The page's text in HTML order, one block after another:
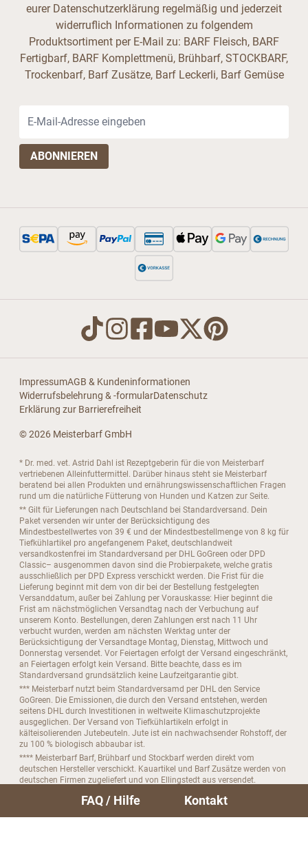
eurer Datenschutzerklärung regelmäßig und jederzeit
widerruflich Informationen zu folgendem
Produktsortiment per E-Mail zu: BARF Fleisch, BARF
Fertigbarf, BARF Komplettmenü, Brühbarf, STOCKBARF,
Trockenbarf, Barf Zusätze, Barf Leckerli, Barf Gemüse
ImpressumAGB & Kundeninformationen
Widerrufsbelehrung & -formularDatenschutz
Erklärung zur Barrierefreiheit
© 2026 Meisterbarf GmbH
* Dr. med. vet. Astrid Dahl ist Rezeptgeberin für die von Meisterbarf
vertriebenen Alleinfuttermittel. Darüber hinaus steht sie Meisterbarf
beratend bei allen Produkten und ernährungswissenschaftlichen Fragen
rund um die natürliche Fütterung von Hunden und Katzen zur Seite.
** Gilt für Lieferungen nach Deutschland bei Standardversand. Dein
Paket versenden wir unter der Berücksichtigung des
Mindestbestellwertes von 39 € und der Mindestbestellmenge von 8 kg für
Tiefkühlartikel pro angefangenem Paket, deutschlandweit
versandkostenfrei im Standardversand per DHL GoGreen oder DPD
Classic– ausgenommen davon sind die Probierpakete, welche gratis
ausschließlich per DPD Express verschickt werden. Die Frist für die
Lieferung beginnt mit dem von dir bei der Bestellung festgelegten
Versanddatum, außer bei Zahlung per Vorauskasse: Hier beginnt die
Frist am nächstmöglichen Versandtag nach der Verbuchung auf
unserem Konto. Bestellungen, deren Zahlungen erst nach 11 Uhr
verbucht wurden, werden am nächsten Werktag unter der
Berücksichtigung der Versandtage Montag, Dienstag, Mittwoch und
Donnerstag versendet. Vor Feiertagen erfolgt der Versand eingeschränkt,
an Feiertagen erfolgt kein Versand. Bitte beachte, dass es im
Standardversand grundsätzlich keine Laufzeitgarantie gibt.
*** Meisterbarf nutzt beim Standardversamd per DHL den Service
GoGreen. Die Emissionen, die durch den Versand entstehen, werden
seitens DHL durch Investitionen in weltweite Klimaschutzprojekte
ausgeglichen. Der Versand von Tiefkühlartikeln erfolgt in
kälteisolierenden Jutebeuteln. Jute ist ein nachwachsender Rohstoff, der
zu 100 % biologisch abbaubar ist.
**** Meisterbarf Barf, Brühbarf und Stockbarf werden direkt vom
deutschen Hersteller verschickt. Kauartikel und Barf Zusätze werden von
deutschen Firmen zugeliefert und von Ellingstedt aus versendet.
***** Bitte beachte, das du dein Abo nur bis zu 4 Tage vor der nächsten
Folgebestellung kündigen kannst.
FAQ / Hilfe Kontakt